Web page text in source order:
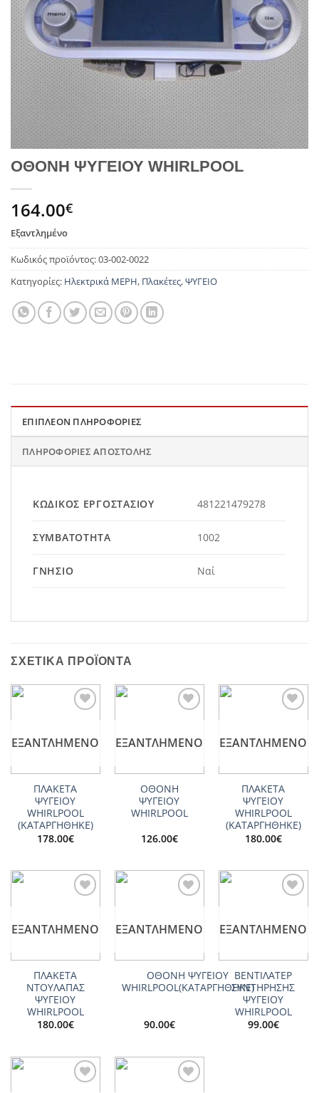
ΟΘΟΝΗ ΨΥΓΕΙΟΥ WHIRLPOOL
164.00€
Εξαντλημένο
Κωδικός προϊόντος:03-002-0022
Κατηγορίες: Ηλεκτρικά ΜΕΡΗ, Πλακέτες,ΨΥΓΕΙΟ
ΕΠΙΠΛΈΟΝ ΠΛΗΡΟΦΟΡΊΕΣ
ΠΛΗΡΟΦΟΡΊΕΣ ΑΠΟΣΤΟΛΉΣ
ΚΩΔΙΚΌΣ ΕΡΓΟΣΤΑΣΊΟΥ 481221479278
ΣΥΜΒΑΤΌΤΗΤΑ 1002
ΓΝΉΣΙΟ Ναί
ΣΧΕΤΙΚΆ ΠΡΟΪΌΝΤΑ
ΕΞΑΝΤΛΗΜΈΝΟ
ΠΛΑΚΕΤΑ
ΨΥΓΕΙΟΥ
WHIRLPOOL
(ΚΑΤΑΡΓΗΘΗΚΕ)
178.00€
ΕΞΑΝΤΛΗΜΈΝΟ
ΟΘΟΝΗ
ΨΥΓΕΙΟΥ
WHIRLPOOL
126.00€
ΕΞΑΝΤΛΗΜΈΝΟ
ΠΛΑΚΕΤΑ
ΨΥΓΕΙΟΥ
WHIRLPOOL
(ΚΑΤΑΡΓΗΘΗΚΕ)
180.00€
ΕΞΑΝΤΛΗΜΈΝΟ
ΠΛΑΚΕΤΑ
ΝΤΟΥΛΑΠΑΣ
ΨΥΓΕΙΟΥ
WHIRLPOOL
180.00€
ΕΞΑΝΤΛΗΜΈΝΟ
ΟΘΟΝΗ ΨΥΓΕΙΟΥ
WHIRLPOOL(ΚΑΤΑΡΓΗΘΗΚΕ)
90.00€
ΕΞΑΝΤΛΗΜΈΝΟ
ΒΕΝΤΙΛΑΤΕΡ
ΣΥΝΤΗΡΗΣΗΣ
ΨΥΓΕΙΟY
WHIRLPOOL
99.00€